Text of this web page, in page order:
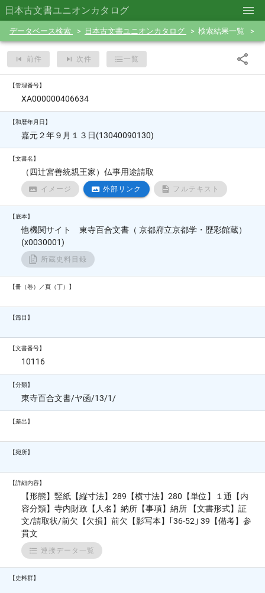
日本古文書ユニオンカタログ
データベース検索 日本古文書ユニオンカタログ 検索結果一覧
前件 次件 一覧
【管理番号】
XA000000406634
【和暦年月日】
嘉元２年９月１３日(13040090130)
【文書名】
（四辻宮善統親王家）仏事用途請取
イメージ 外部リンク フルテキスト
【底本】
他機関サイト 東寺百合文書（ 京都府立京都学・歴彩館蔵）
(x0030001)
所蔵史料目録
【冊（巻）／頁（丁）】
【篇目】
【文書番号】
10116
【分類】
東寺百合文書/ヤ函/13/1/
【差出】
【宛所】
【詳細内容】
【形態】竪紙【縦寸法】289【横寸法】280【単位】１通【内
容分類】寺内財政【人名】納所【事項】納所 【文書形式】証
文/請取状/前欠【欠損】前欠【影写本】｢36-52｣ 39【備考】参
貫文
連接データ一覧
【史料群】